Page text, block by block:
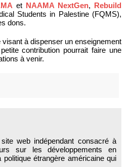
et NAAMA NextGen, Rebuild
Students in Palestine (FQMS),
dons.
visant à dispenser un enseignement
contribution pourrait faire une
à venir.
web indépendant consacré à
sur les développements en
étrangère américaine qui